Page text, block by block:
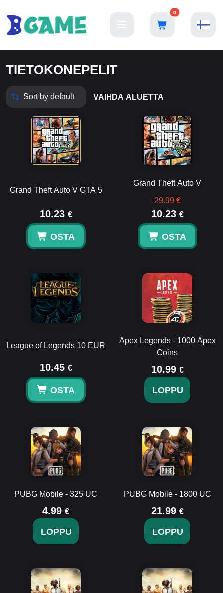
0
TIETOKONEPELIT
VAIHDA ALUETTA
Grand Theft Auto V GTA 5
10.23 €
OSTA
Grand Theft Auto V
29.99 €
10.23 €
OSTA
League of Legends 10 EUR
10.45 €
OSTA
Apex Legends - 1000 Apex
Coins
10.99 €
LOPPU
PUBG Mobile - 325 UC
4.99 €
LOPPU
PUBG Mobile - 1800 UC
21.99 €
LOPPU